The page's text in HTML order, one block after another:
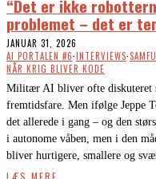
“Det er ikke
problemet – det er
JANUAR 31, 2026
AI PORTALEN #6·INTERVIEWS·
NÅR KRIG BLIVER KODE
Militær AI bliver ofte diskuteret
fremtidsfare. Men ifølge Jeppe
det allerede i gang – og den
i autonome våben, men i den
bliver hurtigere, smallere og
LÆS MERE